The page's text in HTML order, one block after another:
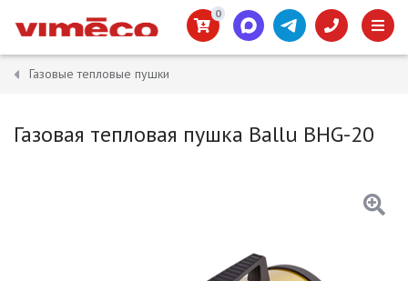
0
Газовые тепловые пушки
Газовая тепловая пушка Ballu BHG-20